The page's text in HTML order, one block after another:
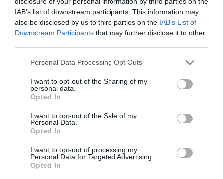
IAB’s list of downstream participants. This information may
also be disclosed by us to third parties on the IAB’s List of
Downstream Participants that may further disclose it to other
Personal Data Processing Opt Outs
I want to opt-out of the Sharing of my
personal data.
Opted In
I want to opt-out of the Sale of my
Personal Data.
Opted In
I want to opt-out of processing my
Personal Data for Targeted Advertising.
Opted In
ΕΓΚΥΟΣ ΦΗΜΕΣ ΕΓΚΥΜΟΣΥΝΗΣ